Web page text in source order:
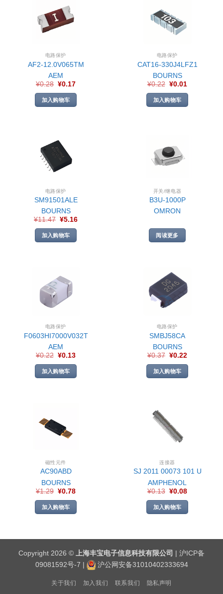
电路保护
AF2-12.0V065TM
AEM
¥0.28 ¥0.17
加入购物车
电路保护
CAT16-330J4LFZ1
BOURNS
¥0.22 ¥0.01
加入购物车
电路保护
SM91501ALE
BOURNS
¥11.47 ¥5.16
加入购物车
开关/继电器
B3U-1000P
OMRON
阅读更多
电路保护
F0603HI7000V032T
AEM
¥0.22 ¥0.13
加入购物车
电路保护
SMBJ58CA
BOURNS
¥0.37 ¥0.22
加入购物车
磁性元件
AC90ABD
BOURNS
¥1.29 ¥0.78
加入购物车
连接器
SJ 2011 00073 101 U
AMPHENOL
¥0.13 ¥0.08
加入购物车
Copyright 2026 © 上海丰宝电子信息科技有限公司 | 沪ICP备
09081592号-7 | 沪公网安备31010402333694
关于我们 加入我们 联系我们 隐私声明